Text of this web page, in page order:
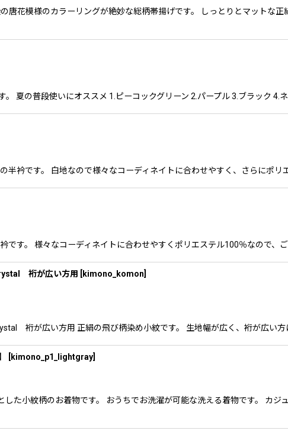
花模様のカラーリングが絶妙な総柄帯揚げです。 しっとりとマットな
夏の普段使いにオススメ 1.ピーコックグリーン 2.パープル 3.ブラック 4.ネ…
衿です。 白地なので様々なコーディネイトに合わせやすく、さらにポリ
す。 様々なコーディネイトに合わせやすくポリエステル100％なので、
裄が広い方用 kimono_komon
裄が広い方用 正絹の飛び柄染め小紋です。 生地幅が広く、裄が広い方
kimono_p1_lightgray
小紋柄のお着物です。 おうちでお洗濯が可能な洗える着物です。 カジ